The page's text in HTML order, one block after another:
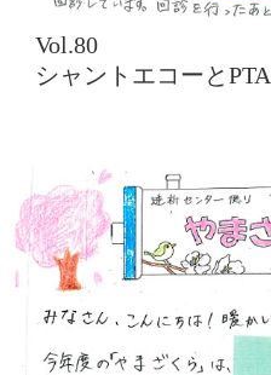
Vol.80
シャントエコーとPTA